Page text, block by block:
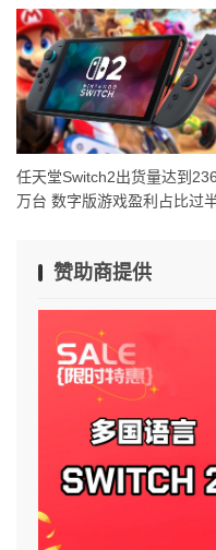
任天堂Switch2出货量达到
万台 数字版游戏盈利占比过
赞助商提供